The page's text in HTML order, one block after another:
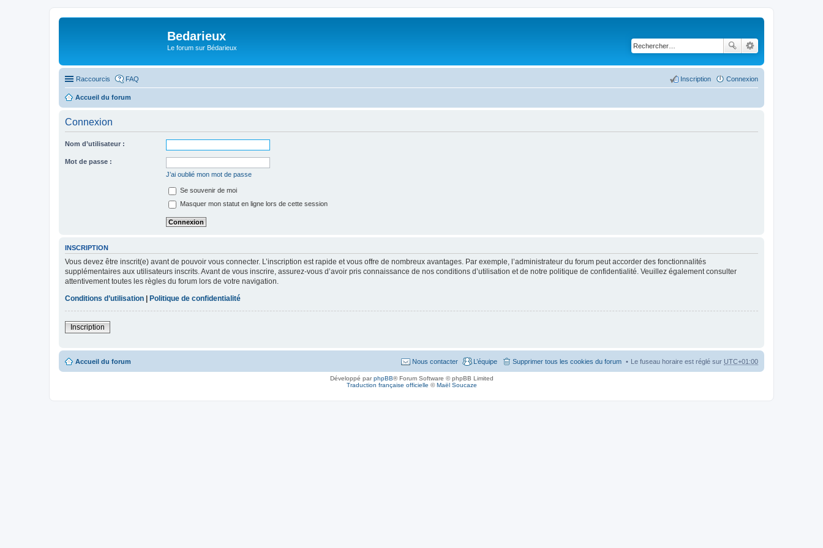
Bedarieux
Le forum sur Bédarieux
Raccourcis FAQ Connexion
Inscription
Accueil du forum
Connexion
Nom d’utilisateur :
Mot de passe :
J’ai oublié mon mot de passe
Se souvenir de moi
Masquer mon statut en ligne lors de cette session
INSCRIPTION
Vous devez être inscrit(e) avant de pouvoir vous connecter. L’inscription est rapide et vous offre de nombreux avantages. Par exemple, l’administrateur du forum peut accorder des fonctionnalités
supplémentaires aux utilisateurs inscrits. Avant de vous inscrire, assurez-vous d’avoir pris connaissance de nos conditions d’utilisation et de notre politique de confidentialité. Veuillez également consulter
attentivement toutes les règles du forum lors de votre navigation.
Conditions d’utilisation
Politique de confidentialité
Inscription
Accueil du forum Le fuseau horaire est réglé sur UTC+01:00
Supprimer tous les cookies du forum
L’équipe
Nous contacter
Développé parphpBB® Forum Software © phpBB Limited
Traduction française officielle ©Maël Soucaze